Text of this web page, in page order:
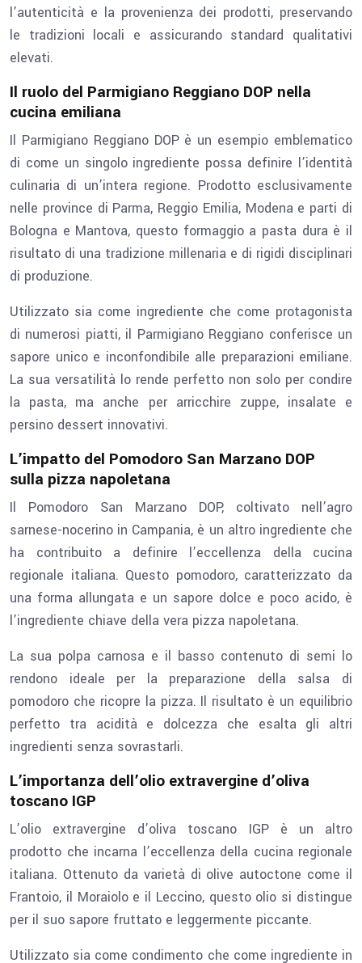
l’autenticità e la provenienza dei prodotti, preservando
le tradizioni locali e assicurando standard qualitativi
elevati.
Il ruolo del Parmigiano Reggiano DOP nella
cucina emiliana
Il Parmigiano Reggiano DOP è un esempio emblematico
di come un singolo ingrediente possa definire l’identità
culinaria di un’intera regione. Prodotto esclusivamente
nelle province di Parma, Reggio Emilia, Modena e parti di
Bologna e Mantova, questo formaggio a pasta dura è il
risultato di una tradizione millenaria e di rigidi disciplinari
di produzione.
Utilizzato sia come ingrediente che come protagonista
di numerosi piatti, il Parmigiano Reggiano conferisce un
sapore unico e inconfondibile alle preparazioni emiliane.
La sua versatilità lo rende perfetto non solo per condire
la pasta, ma anche per arricchire zuppe, insalate e
persino dessert innovativi.
L’impatto del Pomodoro San Marzano DOP
sulla pizza napoletana
Il Pomodoro San Marzano DOP, coltivato nell’agro
sarnese-nocerino in Campania, è un altro ingrediente che
ha contribuito a definire l’eccellenza della cucina
regionale italiana. Questo pomodoro, caratterizzato da
una forma allungata e un sapore dolce e poco acido, è
l’ingrediente chiave della vera pizza napoletana.
La sua polpa carnosa e il basso contenuto di semi lo
rendono ideale per la preparazione della salsa di
pomodoro che ricopre la pizza. Il risultato è un equilibrio
perfetto tra acidità e dolcezza che esalta gli altri
ingredienti senza sovrastarli.
L’importanza dell’olio extravergine d’oliva
toscano IGP
L’olio extravergine d’oliva toscano IGP è un altro
prodotto che incarna l’eccellenza della cucina regionale
italiana. Ottenuto da varietà di olive autoctone come il
Frantoio, il Moraiolo e il Leccino, questo olio si distingue
per il suo sapore fruttato e leggermente piccante.
Utilizzato sia come condimento che come ingrediente in